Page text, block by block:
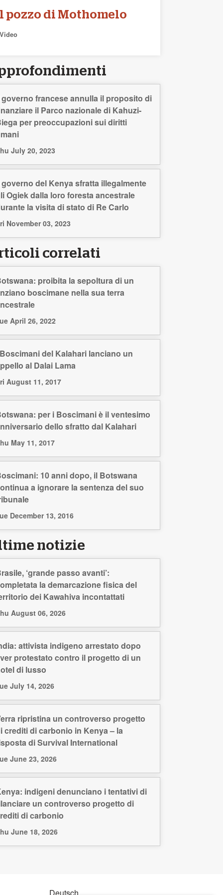
pozzo di Mothomelo
Video
governo francese annulla il proposito di
il Parco nazionale di Kahuzi-
per preoccupazioni sui diritti
July 20, 2023
governo del Kenya sfratta illegalmente
Ogiek dalla loro foresta ancestrale
la visita di stato di Re Carlo
November 03, 2023
correlati
proibita la sepoltura di un
boscimane nella sua terra
April 26, 2022
del Kalahari lanciano un
al Dalai Lama
August 11, 2017
per i Boscimani è il ventesimo
dello sfratto dal Kalahari
May 11, 2017
10 anni dopo, il Botswana
a ignorare la sentenza del suo
December 13, 2016
notizie
‘grande passo avanti’:
la demarcazione fisica del
dei Kawahiva incontattati
August 06, 2026
attivista indigeno arrestato dopo
protestato contro il progetto di un
di lusso
July 14, 2026
ripristina un controverso progetto
crediti di carbonio in Kenya – la
di Survival International
June 23, 2026
indigeni denunciano i tentativi di
un controverso progetto di
di carbonio
June 18, 2026